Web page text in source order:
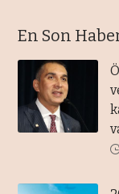
En Son